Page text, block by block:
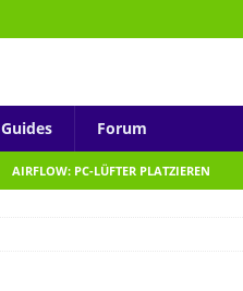
Guides Forum
AIRFLOW: PC-LÜFTER PLATZIEREN